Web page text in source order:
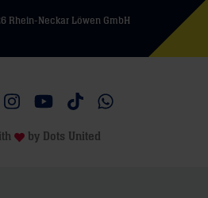
Rhein-Neckar Löwen GmbH
auf Facebook
uns auf Twitter
Besucht uns auf Instagram
Besucht uns auf Youtube
Besucht uns auf
Besucht uns auf
by Dots United